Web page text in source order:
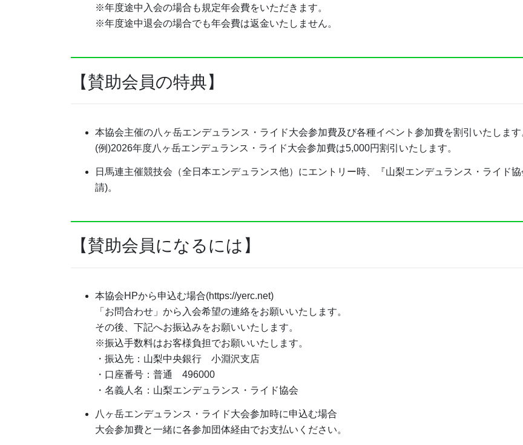
※年度途中入会の場合も規定年会費をいただきます。
※年度途中退会の場合でも年会費は返金いたしません。
【賛助会員の特典】
本協会主催の八ヶ岳エンデュランス・ライド大会参加費及び各種イベント参加費を割引いたしま
(例)2026年度八ヶ岳エンデュランス・ライド大会参加費は5,000円割引いたします。
日馬連主催競技会（全日本エンデュランス他）にエントリー時、『山梨エンデュランス・ライド
請)。
【賛助会員になるには】
本協会HPから申込む場合(https://yerc.net)
「お問合わせ」から入会希望の連絡をお願いいたします。
その後、下記へお振込みをお願いいたします。
※振込手数料はお客様負担でお願いいたします。
・振込先：山梨中央銀行 小淵沢支店
・口座番号：普通 496000
・名義人名：山梨エンデュランス・ライド協会
八ヶ岳エンデュランス・ライド大会参加時に申込む場合
大会参加費と一緒に各参加団体経由でお支払いください。